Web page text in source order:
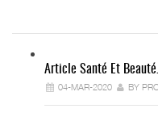
Article Santé Et Beauté…
04-MAR-2020 BY